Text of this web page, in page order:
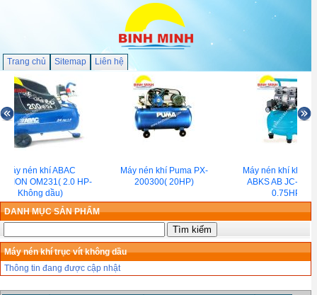
Trang chủ Sitemap Liên hệ
Máy nén khí ABAC
OM231( 2.0 HP-
Không dầu)
Máy nén khí Puma PX-
200300( 20HP)
Máy nén khí
ABKS AB JC-
0.75HP)
DANH MỤC SẢN PHẨM
Máy nén khí trục vít không dầu
Thông tin đang được cập nhật